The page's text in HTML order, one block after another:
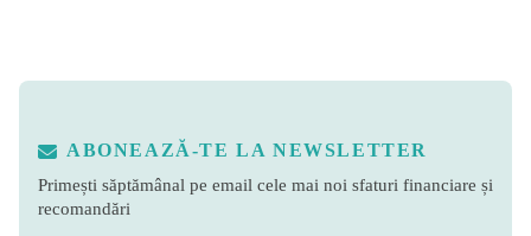
ABONEAZĂ-TE LA NEWSLETTER
Primești săptămânal pe email cele mai noi sfaturi financiare și
recomandări